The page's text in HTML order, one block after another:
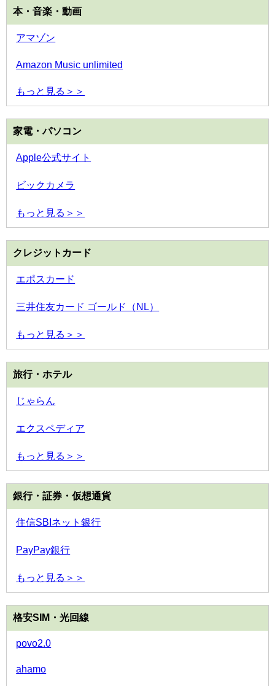
本・音楽・動画
アマゾン
Amazon Music unlimited
もっと見る＞＞
家電・パソコン
Apple公式サイト
ビックカメラ
もっと見る＞＞
クレジットカード
エポスカード
三井住友カード ゴールド（NL）
もっと見る＞＞
旅行・ホテル
じゃらん
エクスペディア
もっと見る＞＞
銀行・証券・仮想通貨
住信SBIネット銀行
PayPay銀行
もっと見る＞＞
格安SIM・光回線
povo2.0
ahamo